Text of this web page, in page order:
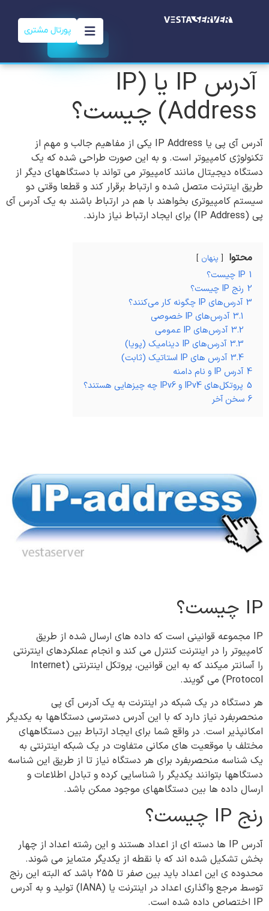
پورتال مشتری
آدرس IP یا (IP
Address) چیست؟
آدرس آی پی یا IP Address یکی از مفاهیم جالب و مهم از
تکنولوژی کامپیوتر است. و به این صورت طراحی شده که یک
دستگاه دیجیتال مانند کامپیوتر می تواند با دستگاههای دیگر از
طریق اینترنت متصل شده و ارتباط برقرار کند و قطعا وقتی دو
سیستم کامپیوتری بخواهند با هم در ارتباط باشند به یک آدرس آی
پی (IP Address) برای ایجاد ارتباط نیاز دارند.
محتوا پنهان
1 IP چیست؟
2 رنج IP چیست؟
3 آدرس‌های IP چگونه کار می‌کنند؟
3.1 آدرس‌های IP خصوصی
3.2 آدرس‌های IP عمومی
3.3 آدرس‌های IP دینامیک (پویا)
3.4 آدرس های IP استاتیک (ثابت)
4 آدرس IP و نام دامنه
5 پروتکل‌های IPv4 و IPv6 چه چیزهایی هستند؟
6 سخن آخر
IP چیست؟
IP مجموعه قوانینی است که داده های ارسال شده از طریق
کامپیوتر را در اینترنت کنترل می کند و انجام عملکردهای اینترنتی
را آسانتر میکند که به این قوانین، پروتکل اینترنتی (Internet
Protocol) می گویند.
هر دستگاه در یک شبکه در اینترنت به یک آدرس آی پی
منحصربفرد نیاز دارد که با این آدرس دسترسی دستگاهها به یکدیگر
امکانپذیر است. در واقع شما برای ایجاد ارتباط بین دستگاههای
مختلف با موقعیت های مکانی متفاوت در یک شبکه اینترنتی به
یک شناسه منحصربفرد برای هر دستگاه نیاز تا از طریق این شناسه
دستگاهها بتوانند یکدیگر را شناسایی کرده و تبادل اطلاعات و
ارسال داده ها بین دستگاههای موجود ممکن باشد.
رنج IP چیست؟
آدرس IP ها دسته ای از اعداد هستند و این رشته اعداد از چهار
بخش تشکیل شده اند که با نقطه از یکدیگر متمایز می شوند.
محدوده ی این اعداد باید بین صفر تا 255 باشد که البته این رنج
توسط مرجع واگذاری اعداد در اینترنت یا (IANA) تولید و به آدرس
IP اختصاص داده شده است.